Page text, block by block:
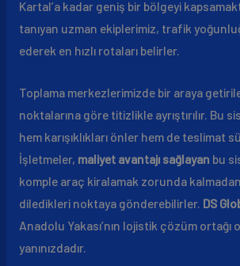
Kartal’a kadar geniş bir bölgeyi
tanıyan uzman ekiplerimiz, trafik
ederek en hızlı rotaları belirler.
Toplama merkezlerimizde bir araya
noktalarına göre titizlikle ayrıştırılır. Bu
hem karışıklıkları önler hem de teslimat
İşletmeler, maliyet avantajı sağlayan bu
komple araç kiralamak zorunda
diledikleri noktaya gönderebilirler. DS
Anadolu Yakası’nın lojistik çözüm ortağı
yanınızdadır.